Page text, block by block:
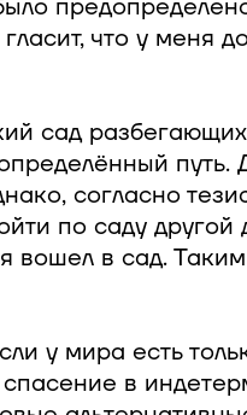
что у меня
сад
согласно
по саду
вошел в сад.
у мира есть
в